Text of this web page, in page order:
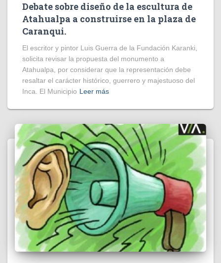
Debate sobre diseño de la escultura de
Atahualpa a construirse en la plaza de
Caranqui.
El escritor y pintor Luis Guerra de la Fundación Karanki,
solicita revisar la propuesta del monumento a
Atahualpa, por considerar que la representación debe
resaltar el carácter histórico, guerrero y majestuoso del
Inca. El Municipio Leer más